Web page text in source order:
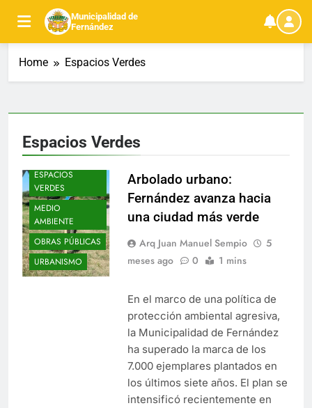
content
Municipalidad de
Fernández
Home Espacios Verdes
Espacios Verdes
ESPACIOS
VERDES
MEDIO
AMBIENTE
OBRAS PÚBLICAS
URBANISMO
Arbolado urbano:
Fernández avanza hacia
una ciudad más verde
Arq Juan Manuel Sempio
5
meses ago
0 1 mins
En el marco de una política de
protección ambiental agresiva,
la Municipalidad de Fernández
ha superado la marca de los
7.000 ejemplares plantados en
los últimos siete años. El plan se
intensificó recientemente en